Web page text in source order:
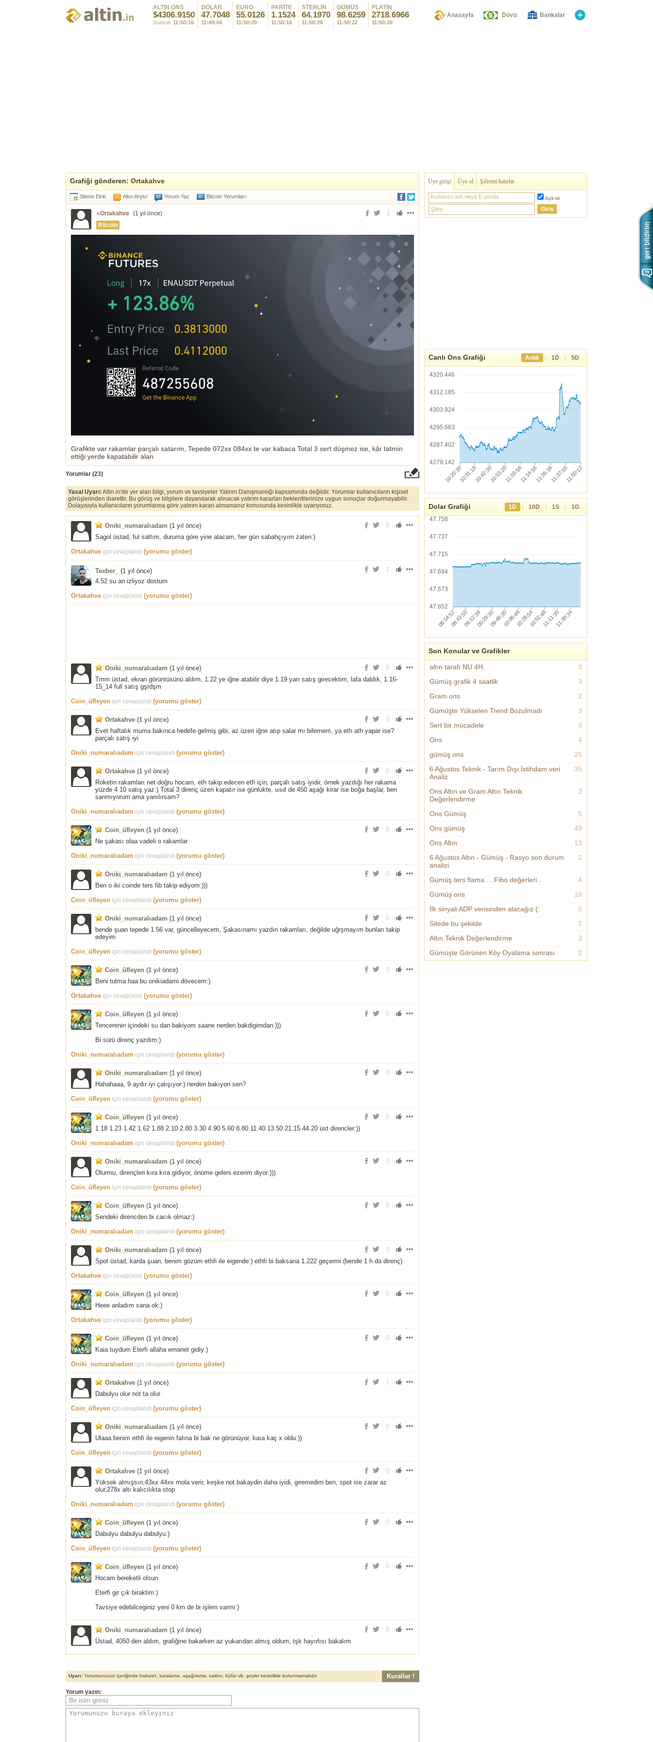
ALTIN ONS
$4306.9150
Güncel: 11:50:16
DOLAR
47.7048
11:49:04
EURO
55.0128
11:50:24
PARİTE
1.1524
11:50:16
STERLİN
64.1968
11:50:24
GÜMÜŞ
98.6274
11:50:24
PLATİN
2718.5125
11:50:24
Anasayfa Döviz Bankalar
Grafiği gönderen: Ortakahve
Sitene Ekle Altın Arşivi Yorum Yaz Bitcoin Yorumları
⭐Ortakahve (1 yıl önce)
Bitcoin
1
Grafikte var rakamlar parçalı satarım, Tepede 072xx 084xx te var kabaca Total 3 sert düşmez ise, kâr tatmin
ettiği yerde kapatabilir alan
Yorumlar (23)
Yasal Uyarı: Altin.in'de yer alan bilgi, yorum ve tavsiyeler Yatırım Danışmanlığı kapsamında değildir. Yorumlar kullanıcıların kişisel
görüşlerinden ibarettir. Bu görüş ve bilgilere dayanılarak alınacak yatırım kararları beklentilerinize uygun sonuçlar doğurmayabilir.
Dolayısıyla kullanıcıların yorumlarına göre yatırım kararı almamanız konusunda kesinlikle uyarıyoruz.
0
Oniki_numaralıadam (1 yıl önce)
Sagol üstad, ful sattım, duruma göre yine alacam, her gün sabahçıyım zaten:)
Ortakahve için cevaplandı (yorumu göster)
1
Texber_ (1 yıl önce)
4.52 su an izliyoz dostum
Ortakahve için cevaplandı (yorumu göster)
0
Oniki_numaralıadam (1 yıl önce)
Tmm üstad, ekran görüntüsünü aldım, 1.22 ye iğne atabilir diye 1.19 yarı satış girecektim, lafa daldık, 1.16-
15_14 full satış gşrdşm
Coin_üfleyen için cevaplandı (yorumu göster)
0
Ortakahve (1 yıl önce)
Evet haftalık muma bakınca hedefe gelmiş gibi, az üzeri iğne atıp salar mı bilemem, ya eth ath yapar ise?
parçalı satış iyi
Oniki_numaralıadam için cevaplandı (yorumu göster)
0
Ortakahve (1 yıl önce)
Roketin rakamları net doğru hocam, eth takip edecen etfi için, parçalı satış iyidir, örnek yazdığı her rakama
yüzde 4 10 satış yaz:) Total 3 direnç üzeri kapatır ise günlükte, usd de 450 aşağı kirar ise boğa başlar, ben
sanmıyorum ama yanılırsam?
Oniki_numaralıadam için cevaplandı (yorumu göster)
0
Coin_üfleyen (1 yıl önce)
Ne şakası olaa vadeli o rakamlar
Oniki_numaralıadam için cevaplandı (yorumu göster)
0
Oniki_numaralıadam (1 yıl önce)
Ben o iki coinde ters fib takip ediyom:)))
Coin_üfleyen için cevaplandı (yorumu göster)
0
Oniki_numaralıadam (1 yıl önce)
bende şuan tepede 1.56 var, güncelleyecem, Şakasınamı yazdın rakamları, değilde uğrşmayım bunları takip
edeyim
Coin_üfleyen için cevaplandı (yorumu göster)
0
Coin_üfleyen (1 yıl önce)
Beni tutma haa bu onikiadami dövecem:)
Ortakahve için cevaplandı (yorumu göster)
0
Coin_üfleyen (1 yıl önce)
Tencerenin içindeki su dan bakiyom saane nerden bakdigimdan:)))
Bi sürü direnç yazdım:)
Oniki_numaralıadam için cevaplandı (yorumu göster)
0
Oniki_numaralıadam (1 yıl önce)
Hahahaaa, 9 aydır iyi çalışıyor:) nerden bakıyon sen?
Coin_üfleyen için cevaplandı (yorumu göster)
0
Coin_üfleyen (1 yıl önce)
1.18 1.23 1.42 1.62 1.88 2.10 2.80 3.30 4.90 5.60 8.80 11.40 13.50 21.15 44.20 üst direncler:))
Oniki_numaralıadam için cevaplandı (yorumu göster)
0
Oniki_numaralıadam (1 yıl önce)
Olurmu, dirençleri kıra kıra gidiyor, önüme geleni ezerim diyor:)))
Coin_üfleyen için cevaplandı (yorumu göster)
0
Coin_üfleyen (1 yıl önce)
Sendeki direncden bi cacık olmaz:)
Oniki_numaralıadam için cevaplandı (yorumu göster)
0
Oniki_numaralıadam (1 yıl önce)
Spot üstad, karda şuan, benim gözüm ethfi ile eigende:) ethfi bi baksana 1.222 geçermi (bende 1 h da direnç)
Ortakahve için cevaplandı (yorumu göster)
0
Coin_üfleyen (1 yıl önce)
Heee anladım sana ok:)
Ortakahve için cevaplandı (yorumu göster)
0
Coin_üfleyen (1 yıl önce)
Kaia tuydum Eterfi allaha emanet gidiy:)
Oniki_numaralıadam için cevaplandı (yorumu göster)
1
Ortakahve (1 yıl önce)
Dabulyu olur not ta olur
Coin_üfleyen için cevaplandı (yorumu göster)
0
Oniki_numaralıadam (1 yıl önce)
Ulaaa benim ethfi ile eigenin falına bi bak ne görünüyor, kaıa kaç x oldu:))
Coin_üfleyen için cevaplandı (yorumu göster)
0
Ortakahve (1 yıl önce)
Yüksek almışsın,43xx 44xx mola verir, keşke not bakaydin daha iyidi, giremedim ben, spot ise zarar az
olur,278x altı kalıcılıkta stop
Oniki_numaralıadam için cevaplandı (yorumu göster)
0
Coin_üfleyen (1 yıl önce)
Dabulyu dabulyu dabulyu:)
Coin_üfleyen için cevaplandı (yorumu göster)
0
Coin_üfleyen (1 yıl önce)
Hocam bereketli olsun
Eterfi gir çık biraktim:)
Tavsiye edebilceginiz yeni 0 km de bi işlem varmi:)
0
Oniki_numaralıadam (1 yıl önce)
Üstad, 4050 den aldım, grafiğine bakarken az yukarıdan almış oldum, tşk hayırlısı bakalım
Uyarı: Yorumunuzun içeriğinde hakaret, karalama, aşağılama, saldırı, küfür vb. şeyler kesinlikle bulunmamalıdır. Kurallar !
Yorum yazın:
Bir isim giriniz
Yorumunuzu buraya ekleyiniz
Üye girişi Üye ol Şifremi hatırlat
Kullanıcı adı veya E-posta Açık tut
Şifre
Canlı Ons Grafiği Anlık | 1D | 5D
4320.446
4312.185
4303.924
4295.663
4287.402
4279.142
Dolar Grafiği 1D | 10D | 1S |
1G
47.758
47.737
47.715
47.694
47.673
47.652
Son Konular ve Grafikler
altın tarafı NU 4H.
3
Gümüş grafik 4 saatlik
3
Gram ons
2
Gümüşte Yükselen Trend Bozulmadı
3
Sert bir mücadele
3
Ons
4
gümüş ons
25
6 Ağustos Teknik - Tarım Dışı İstihdam veri
Analiz
35
Ons Altın ve Gram Altın Teknik
Değerlendirme
2
Ons Gümüş
5
Ons gümüş
49
Ons Altın
13
6 Ağustos Altın - Gümüş - Rasyo son durum
analizi
2
Gümüş ters flama ... Fibo değerleri..
4
Gümüş ons
18
İlk sinyali ADP verisinden alacağız (:
5
Sitede bu şekilde
2
Altın Teknik Değerlendirme
3
Gümüşte Görünen Köy Oyalama sonrası
2